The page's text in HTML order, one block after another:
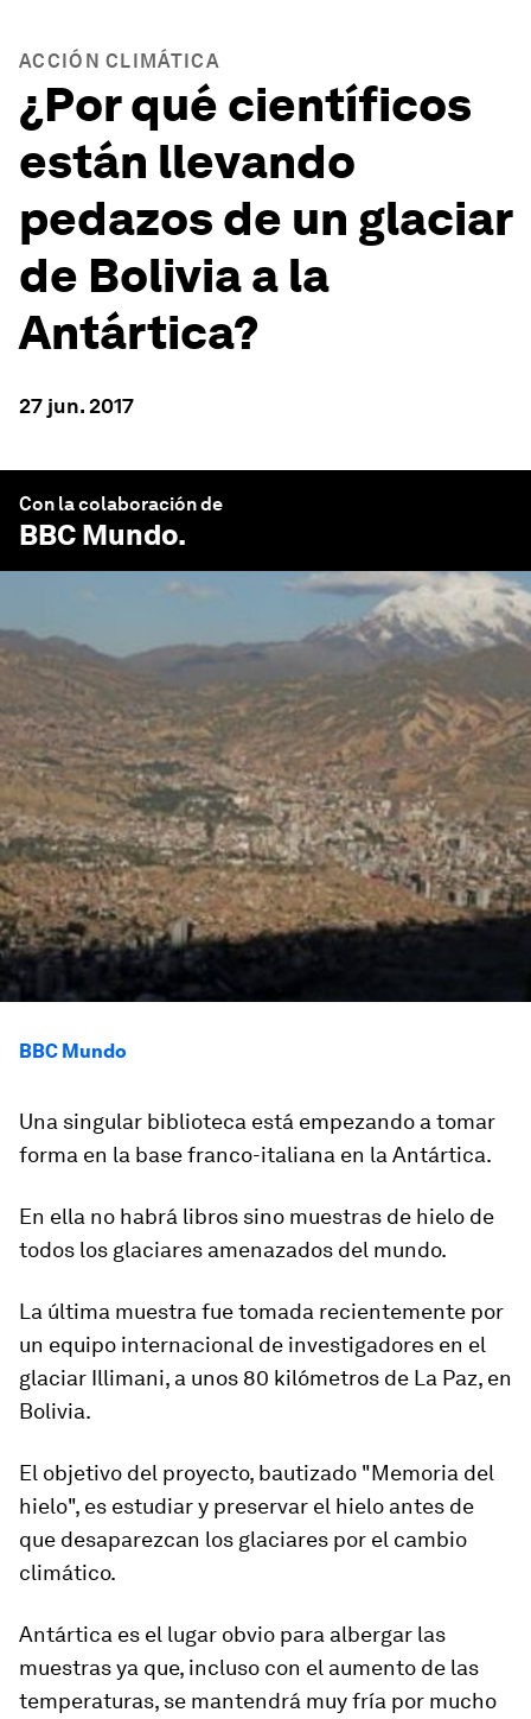
ACCIÓN CLIMÁTICA
¿Por qué científicos
están llevando
pedazos de un glaciar
de Bolivia a la
Antártica?
27 jun. 2017
Con la colaboración de
BBC Mundo.
BBC Mundo
Una singular biblioteca está empezando a tomar
forma en la base franco-italiana en la Antártica.
En ella no habrá libros sino muestras de hielo de
todos los glaciares amenazados del mundo.
La última muestra fue tomada recientemente por
un equipo internacional de investigadores en el
glaciar Illimani, a unos 80 kilómetros de La Paz, en
Bolivia.
El objetivo del proyecto, bautizado "Memoria del
hielo", es estudiar y preservar el hielo antes de
que desaparezcan los glaciares por el cambio
climático.
Antártica es el lugar obvio para albergar las
muestras ya que, incluso con el aumento de las
temperaturas, se mantendrá muy fría por mucho